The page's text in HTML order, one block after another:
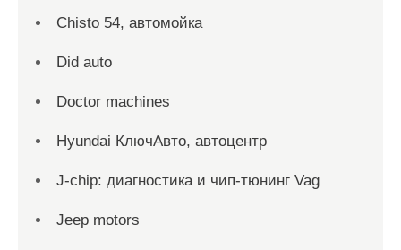
Chisto 54, автомойка
Did auto
Doctor machines
Hyundai КлючАвто, автоцентр
J-chip: диагностика и чип-тюнинг Vag
Jeep motors